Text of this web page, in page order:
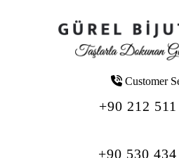
Customer
+90 212
+90 530